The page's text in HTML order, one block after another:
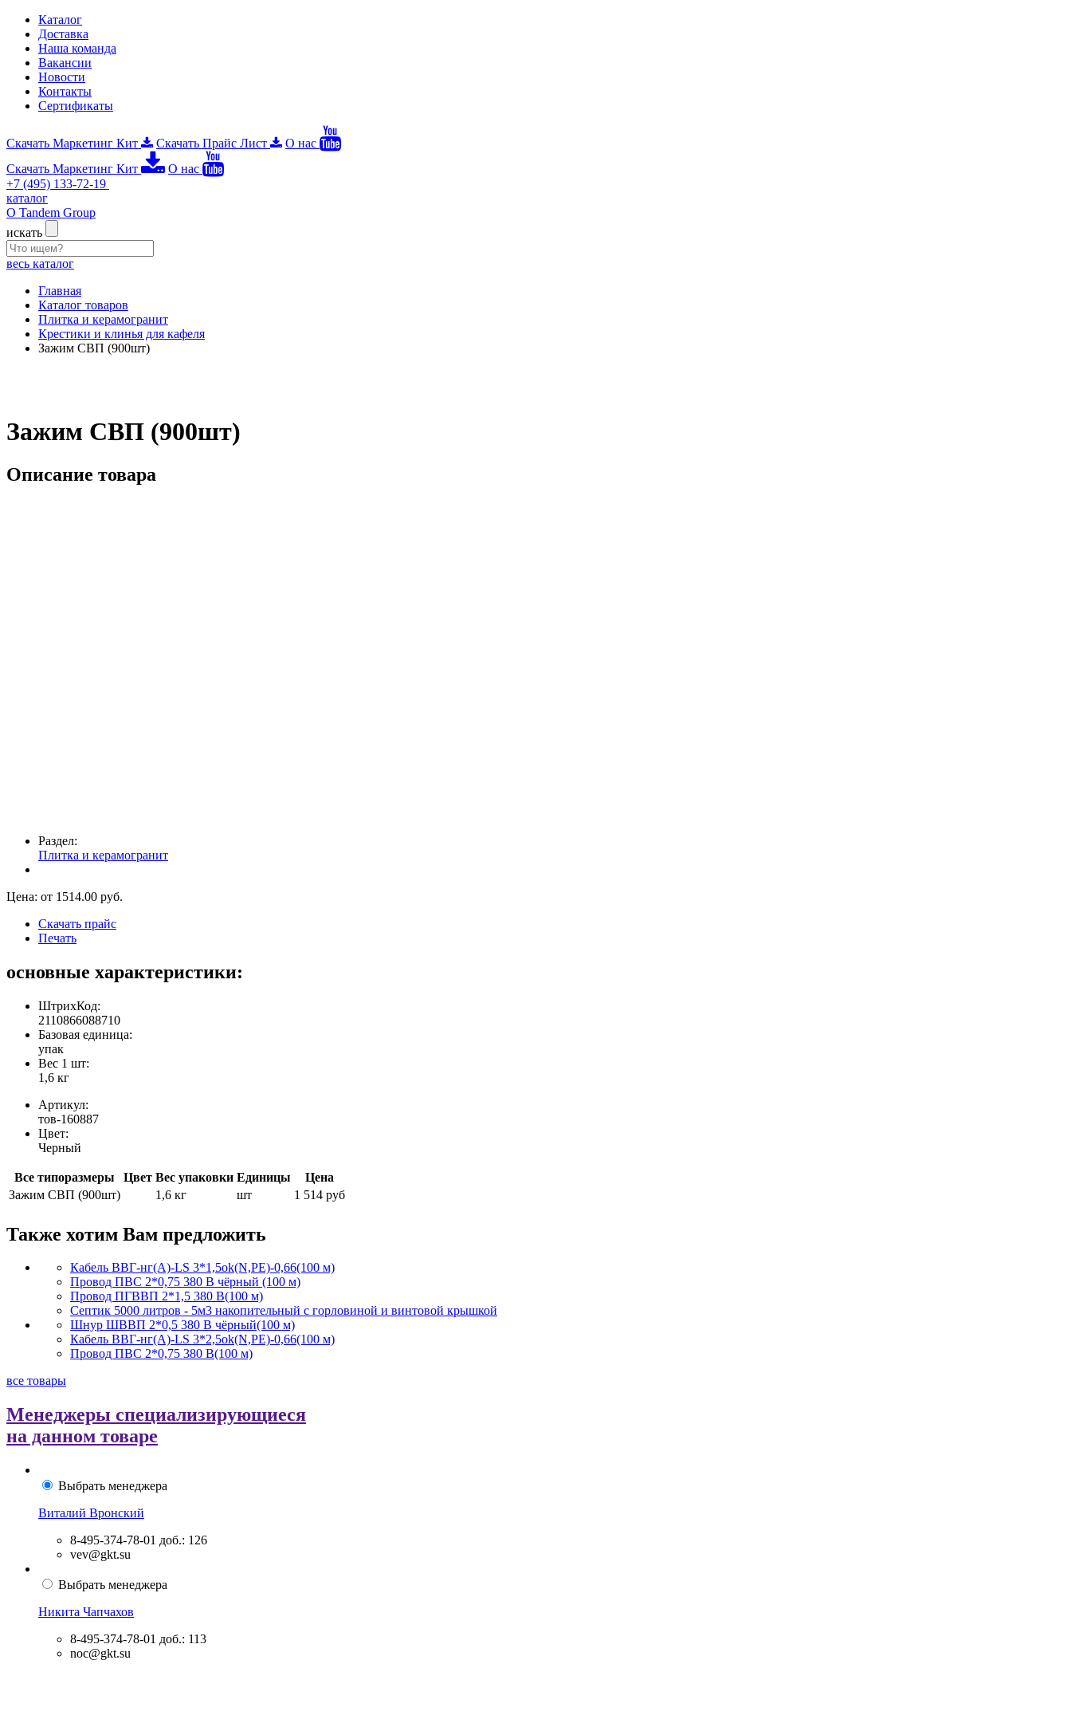
Каталог
Доставка
Наша команда
Вакансии
Новости
Контакты
Сертификаты
Скачать Маркетинг Кит Скачать Прайс Лист
О нас
Скачать Маркетинг Кит
О нас
+7 (495) 133-72-19
каталог
О Tandem Group
искать
весь каталог
Главная
Каталог товаров
Плитка и керамогранит
Крестики и клинья для кафеля
Зажим СВП (900шт)
Зажим СВП (900шт)
Описание товара
Раздел:
Плитка и керамогранит
Цена: от 1514.00 руб.
Скачать прайс
Печать
основные характеристики:
ШтрихКод:
2110866088710
Базовая единица:
упак
Вес 1 шт:
1,6 кг
Артикул:
тов-160887
Цвет:
Черный
Все типоразмеры Цвет Вес упаковки Единицы
Цена
Зажим СВП (900шт)
1,6 кг шт 1 514 руб
Также хотим Вам предложить
Кабель ВВГ-нг(А)-LS 3*1,5ok(N,PE)-0,66(100 м)
Провод ПВС 2*0,75 380 В чёрный (100 м)
Провод ПГВВП 2*1,5 380 В(100 м)
Септик 5000 литров - 5м3 накопительный с горловиной и винтовой крышкой
Шнур ШВВП 2*0,5 380 В чёрный(100 м)
Кабель ВВГ-нг(А)-LS 3*2,5ok(N,PE)-0,66(100 м)
Провод ПВС 2*0,75 380 В(100 м)
все товары
Менеджеры специализирующиеся
на данном товаре
Выбрать менеджера
Виталий Вронский
8-495-374-78-01 доб.: 126
vev@gkt.su
Выбрать менеджера
Никита Чапчахов
8-495-374-78-01 доб.: 113
noc@gkt.su